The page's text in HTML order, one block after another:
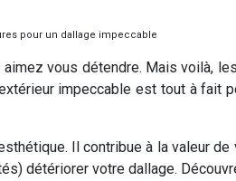
pour un dallage impeccable
vous détendre. Mais voilà,
impeccable est tout à
Il contribue à la valeur
détériorer votre dallage.